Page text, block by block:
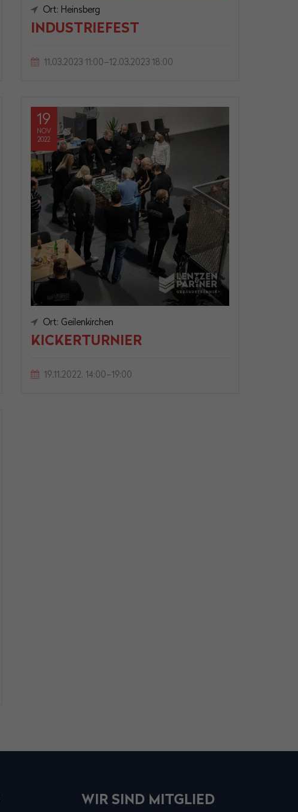
Ort: Heinsberg
INDUSTRIEFEST
11.03.2023 11:00–12.03.2023 18:00
19
NOV
2022
Ort: Geilenkirchen
KICKERTURNIER
19.11.2022, 14:00–19:00
WIR SIND MITGLIED